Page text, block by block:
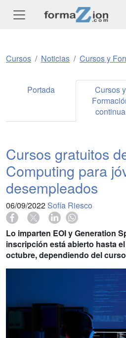
Cursos Noticias Cursos y
Portada
Cursos y
continua
Cursos gratuitos
Computing para
desempleados
06/09/2022 Sofía Riesco
Lo imparten EOI y Generation
inscripción está abierto hasta
octubre, dependiendo del